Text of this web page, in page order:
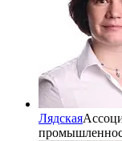
Лядская